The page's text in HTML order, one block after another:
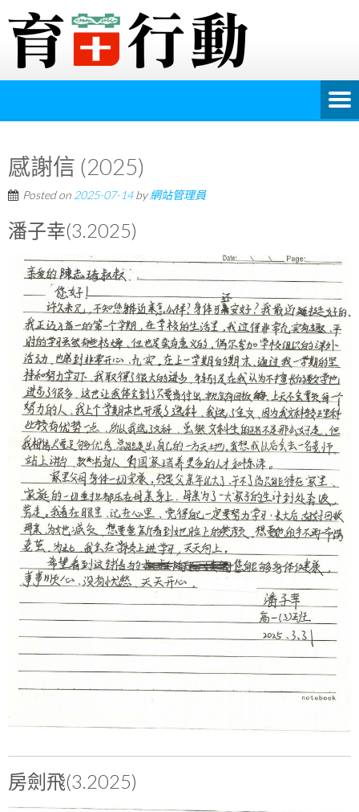
感謝信 (2025)
Posted on 2025-07-14by網站管理員
潘子幸(3.2025)
房劍飛(3.2025)